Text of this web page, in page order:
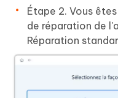
Étape 2. Vous
de réparation de
Réparation